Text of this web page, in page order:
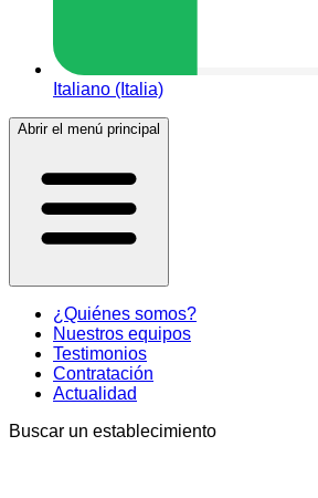
Italiano (Italia)
Abrir el menú principal
¿Quiénes somos?
Nuestros equipos
Testimonios
Contratación
Actualidad
Buscar un establecimiento